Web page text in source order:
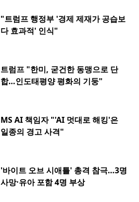
"트럼프 행정부 '경제 제재가 공습보
다 효과적' 인식"
트럼프 "한미, 굳건한 동맹으로 단
합…인도태평양 평화의 기둥"
MS AI 책임자 "'AI 멋대로 해킹'은
일종의 경고 사격"
'바이트 오브 시애틀' 총격 참극…3명
사망·유아 포함 4명 부상